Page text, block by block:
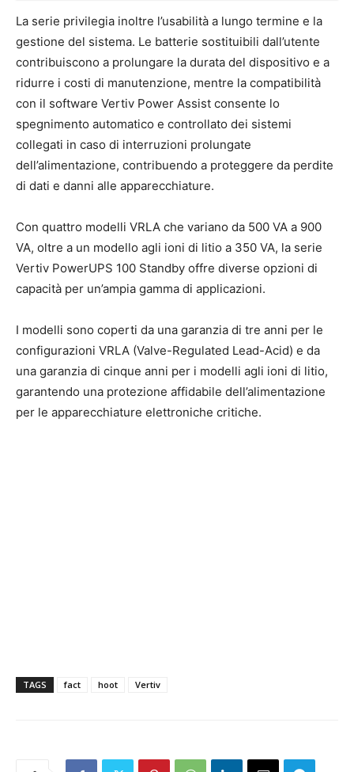
La serie privilegia inoltre l’usabilità a lungo termine e la
gestione del sistema. Le batterie sostituibili dall’utente
contribuiscono a prolungare la durata del dispositivo e a
ridurre i costi di manutenzione, mentre la compatibilità
con il software Vertiv Power Assist consente lo
spegnimento automatico e controllato dei sistemi
collegati in caso di interruzioni prolungate
dell’alimentazione, contribuendo a proteggere da perdite
di dati e danni alle apparecchiature.
Con quattro modelli VRLA che variano da 500 VA a 900
VA, oltre a un modello agli ioni di litio a 350 VA, la serie
Vertiv PowerUPS 100 Standby offre diverse opzioni di
capacità per un’ampia gamma di applicazioni.
I modelli sono coperti da una garanzia di tre anni per le
configurazioni VRLA (Valve-Regulated Lead-Acid) e da
una garanzia di cinque anni per i modelli agli ioni di litio,
garantendo una protezione affidabile dell’alimentazione
per le apparecchiature elettroniche critiche.
TAGS fact hoot Vertiv